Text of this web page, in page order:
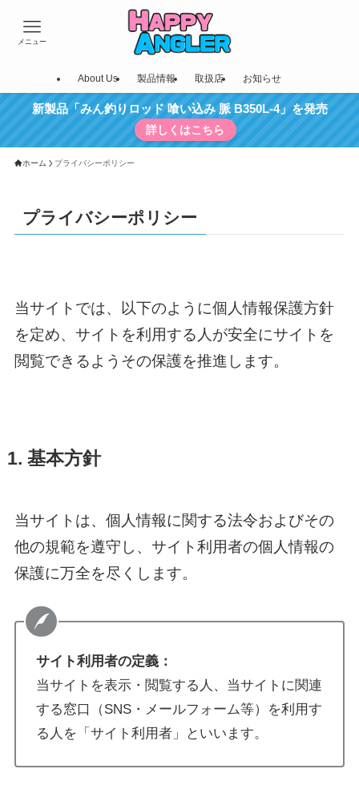
メニュー
About Us 製品情報 取扱店 お知らせ
新製品「みん釣りロッド 喰い込み 脈 B350L-4」を発売
詳しくはこちら
ホーム プライバシーポリシー
プライバシーポリシー
当サイトでは、以下のように個人情報保護方針
を定め、サイトを利用する人が安全にサイトを
閲覧できるようその保護を推進します。
1. 基本方針
当サイトは、個人情報に関する法令およびその
他の規範を遵守し、サイト利用者の個人情報の
保護に万全を尽くします。
サイト利用者の定義：
当サイトを表示・閲覧する人、当サイトに関連
する窓口（SNS・メールフォーム等）を利用す
る人を「サイト利用者」といいます。